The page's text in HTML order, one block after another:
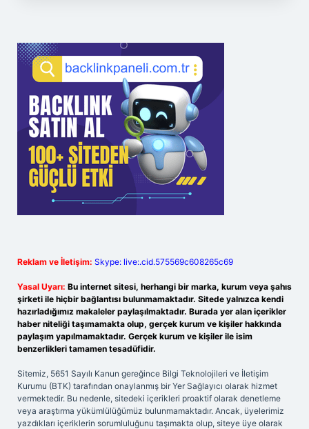
Reklam ve İletişim: Skype: live:.cid.575569c608265c69
Yasal Uyarı: Bu internet sitesi, herhangi bir marka, kurum veya şahıs
şirketi ile hiçbir bağlantısı bulunmamaktadır. Sitede yalnızca kendi
hazırladığımız makaleler paylaşılmaktadır. Burada yer alan içerikler
haber niteliği taşımamakta olup, gerçek kurum ve kişiler hakkında
paylaşım yapılmamaktadır. Gerçek kurum ve kişiler ile isim
benzerlikleri tamamen tesadüfidir.
Sitemiz, 5651 Sayılı Kanun gereğince Bilgi Teknolojileri ve İletişim
Kurumu (BTK) tarafından onaylanmış bir Yer Sağlayıcı olarak hizmet
vermektedir. Bu nedenle, sitedeki içerikleri proaktif olarak denetleme
veya araştırma yükümlülüğümüz bulunmamaktadır. Ancak, üyelerimiz
yazdıkları içeriklerin sorumluluğunu taşımakta olup, siteye üye olarak